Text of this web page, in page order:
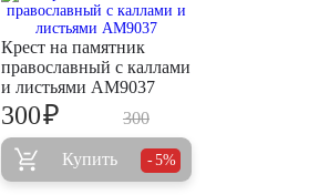
Крест на памятник
православный с каллами
и листьями AM9037
300
300₽
Купить 5%